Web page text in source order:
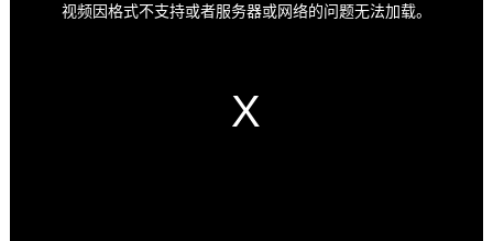
政策解读
视频因格式不支持或者服务器或网络的问题无法加载。